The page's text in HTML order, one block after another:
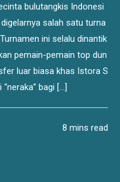
bulutangkis Indonesi
salah satu turna
ini selalu dinantik
pemain-pemain top dun
luar biasa khas Istora S
bagi […]
8 mins read